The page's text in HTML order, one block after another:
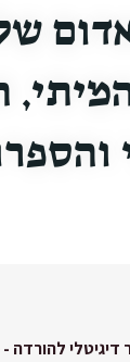
של
דיגיטלי להורדה -